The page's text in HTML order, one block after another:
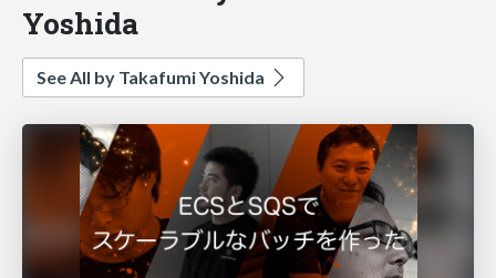
Yoshida
See All by Takafumi Yoshida